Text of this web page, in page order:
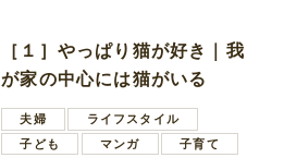
［１］やっぱり猫が好き｜我
が家の中心には猫がいる
夫婦
ライフスタイル
子ども
マンガ
子育て